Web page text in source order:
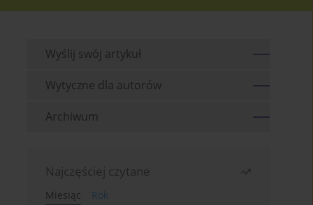
Wyślij swój artykuł
Wytyczne dla autorów
Archiwum
Najczęściej czytane
Miesiąc
Rok